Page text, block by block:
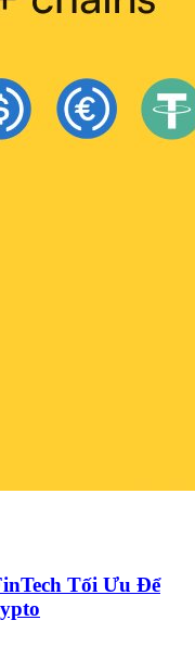
Tối Ưu Để